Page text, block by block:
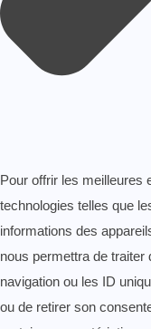
Pour offrir les meilleures
technologies telles que
informations des
nous permettra de
navigation ou les ID
ou de retirer son